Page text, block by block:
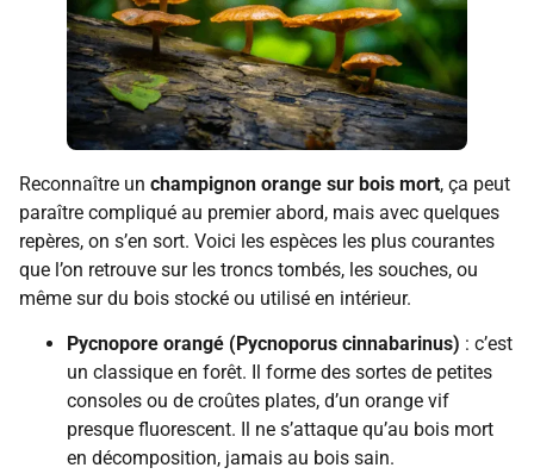
Reconnaître un champignon orange sur bois mort, ça peut
paraître compliqué au premier abord, mais avec quelques
repères, on s’en sort. Voici les espèces les plus courantes
que l’on retrouve sur les troncs tombés, les souches, ou
même sur du bois stocké ou utilisé en intérieur.
Pycnopore orangé (Pycnoporus cinnabarinus) : c’est
un classique en forêt. Il forme des sortes de petites
consoles ou de croûtes plates, d’un orange vif
presque fluorescent. Il ne s’attaque qu’au bois mort
en décomposition, jamais au bois sain.